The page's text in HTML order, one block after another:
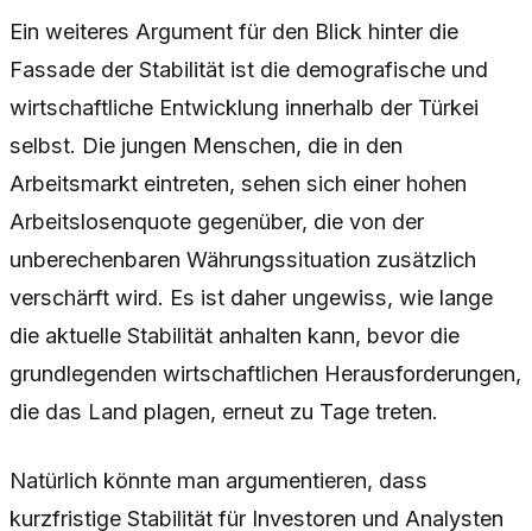
Ein weiteres Argument für den Blick hinter die
Fassade der Stabilität ist die demografische und
wirtschaftliche Entwicklung innerhalb der Türkei
selbst. Die jungen Menschen, die in den
Arbeitsmarkt eintreten, sehen sich einer hohen
Arbeitslosenquote gegenüber, die von der
unberechenbaren Währungssituation zusätzlich
verschärft wird. Es ist daher ungewiss, wie lange
die aktuelle Stabilität anhalten kann, bevor die
grundlegenden wirtschaftlichen Herausforderungen,
die das Land plagen, erneut zu Tage treten.
Natürlich könnte man argumentieren, dass
kurzfristige Stabilität für Investoren und Analysten